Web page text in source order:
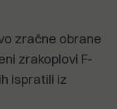
zračne obrane
zrakoplovi F-
ispratili iz